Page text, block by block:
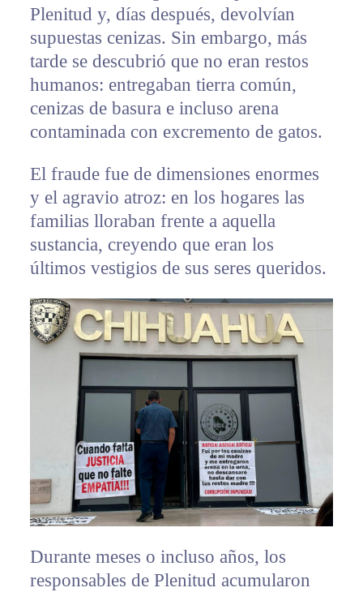
Plenitud y, días después, devolvían
supuestas cenizas. Sin embargo, más
tarde se descubrió que no eran restos
humanos: entregaban tierra común,
cenizas de basura e incluso arena
contaminada con excremento de gatos.
El fraude fue de dimensiones enormes
y el agravio atroz: en los hogares las
familias lloraban frente a aquella
sustancia, creyendo que eran los
últimos vestigios de sus seres queridos.
Durante meses o incluso años, los
responsables de Plenitud acumularon